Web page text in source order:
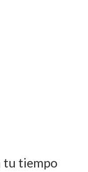
tu tiempo